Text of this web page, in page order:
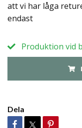
att vi har låga
endast
Produktion vid
Dela